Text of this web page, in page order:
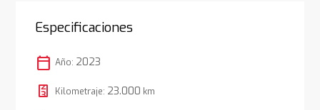
Especificaciones
calendar_today Año: 2023
Kilometraje: 23.000 km